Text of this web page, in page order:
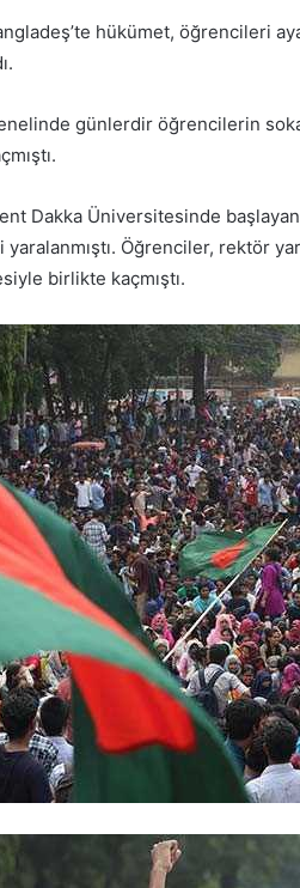
hükümet, öğrencileri
günlerdir öğrencilerin
Dakka Üniversitesinde
yaralanmıştı. Öğrenciler, rektör
birlikte kaçmıştı.